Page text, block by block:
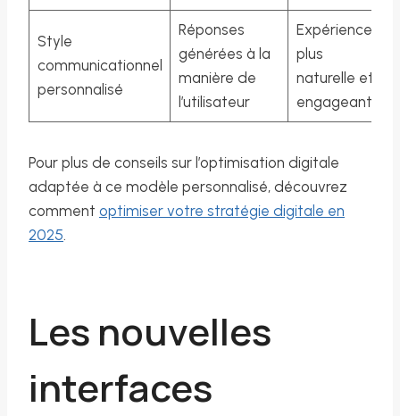
Style
communicationnel
personnalisé
Réponses
générées à la
manière de
l’utilisateur
Expérience
plus
naturelle et
engageante
Pour plus de conseils sur l’optimisation digitale
adaptée à ce modèle personnalisé, découvrez
comment optimiser votre stratégie digitale en
2025
Les nouvelles
interfaces